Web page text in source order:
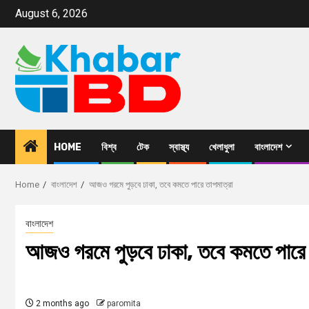
August 6, 2026
HOME বিশ্ব টেক স্বাস্থ্য খেলাধুলা বাংলাদেশ
Home বাংলাদেশ আজও গরমে পুড়বে ঢাকা, তবে কমতে পারে তাপমাত্রা
বাংলাদেশ
আজও গরমে পুড়বে ঢাকা, তবে কমতে পারে
2 months ago paromita